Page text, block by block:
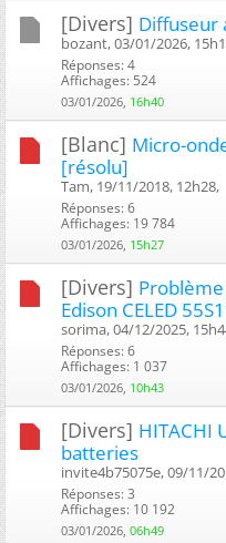
[Divers] Diffuseur
bozant, 03/01/2026,
Réponses: 4
Affichages: 524
03/01/2026, 16h40
[Blanc] Micro-
[résolu]
Tam, 19/11/2018, 12h28, ‎
Réponses: 6
Affichages: 19 784
03/01/2026, 15h27
[Divers]
Edison CELED
sorima, 04/12/2025,
Réponses: 6
Affichages: 1 037
03/01/2026, 10h43
[Divers] HITACHI
batteries
invite4b75075e, 09/11/
Réponses: 3
Affichages: 10 192
03/01/2026, 06h49